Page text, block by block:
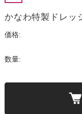
かなわ特製ドレッ
価格:
数量: